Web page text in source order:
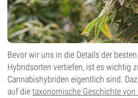
Bevor wir uns in die Details der
Hybridsorten vertiefen, ist es wichtig
Cannabishybriden eigentlich sind.
auf dietaxonomische Geschichte von